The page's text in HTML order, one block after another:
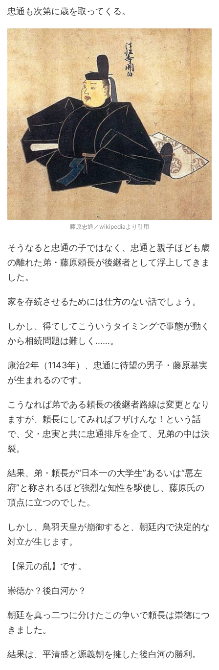
忠通も次第に歳を取ってくる。
藤原忠通／wikipediaより引用
そうなると忠通の子ではなく、忠通と親子ほども歳
の離れた弟・藤原頼長が後継者として浮上してきま
した。
家を存続させるためには仕方のない話でしょう。
しかし、得てしてこういうタイミングで事態が動く
から相続問題は難しく……。
康治2年（1143年）、忠通に待望の男子・藤原基実
が生まれるのです。
こうなれば弟である頼長の後継者路線は変更となり
ますが、頼長にしてみればフザけんな！という話
で、父・忠実と共に忠通排斥を企て、兄弟の中は決
裂。
結果、弟・頼長が“日本一の大学生”あるいは“悪左
府”と称されるほど強烈な知性を駆使し、藤原氏の
頂点に立つのでした。
しかし、鳥羽天皇が崩御すると、朝廷内で決定的な
対立が生じます。
【保元の乱】です。
崇徳か？後白河か？
朝廷を真っ二つに分けたこの争いで頼長は崇徳につ
きました。
結果は、平清盛と源義朝を擁した後白河の勝利。